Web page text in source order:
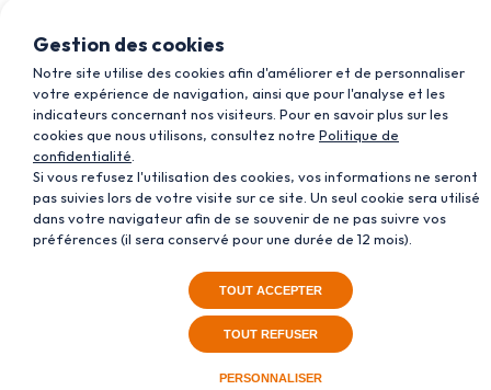
Météore 36voiture sans permis
Météore Loisirsmoto et quad
Météore vélo électrique
Météore Loisirs
Rochechouart
Gestion des cookies
Notre site utilise des cookies afin d'améliorer et de personnaliser
votre expérience de navigation, ainsi que pour l'analyse et les
indicateurs concernant nos visiteurs. Pour en savoir plus sur les
cookies que nous utilisons, consultez notre Politique de
confidentialité
Si vous refusez l'utilisation des cookies, vos informations ne seront
pas suivies lors de votre visite sur ce site. Un seul cookie sera utilisé
dans votre navigateur afin de se souvenir de ne pas suivre vos
préférences (il sera conservé pour une durée de 12 mois).
TOUT ACCEPTER
TOUT REFUSER
PERSONNALISER